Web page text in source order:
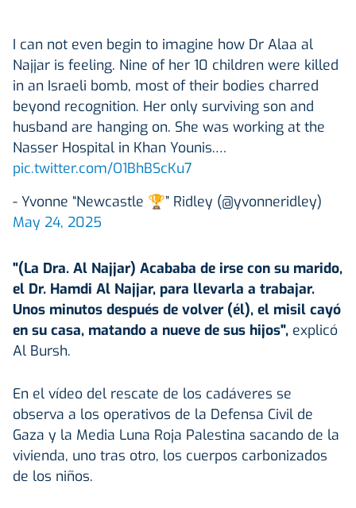
I can not even begin to imagine how Dr Alaa al
Najjar is feeling. Nine of her 10 children were killed
in an Israeli bomb, most of their bodies charred
beyond recognition. Her only surviving son and
husband are hanging on. She was working at the
Nasser Hospital in Khan Younis.…
pic.twitter.com/O1BhBScKu7
- Yvonne “Newcastle 🏆” Ridley (@yvonneridley)
May 24, 2025
"(La Dra. Al Najjar) Acababa de irse con su marido,
el Dr. Hamdi Al Najjar, para llevarla a trabajar.
Unos minutos después de volver (él), el misil cayó
en su casa, matando a nueve de sus hijos", explicó
Al Bursh.
En el vídeo del rescate de los cadáveres se
observa a los operativos de la Defensa Civil de
Gaza y la Media Luna Roja Palestina sacando de la
vivienda, uno tras otro, los cuerpos carbonizados
de los niños.